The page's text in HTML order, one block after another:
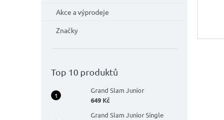
Akce a výprodeje
Značky
Top 10 produktů
Grand Slam Junior
649 Kč
Grand Slam Junior Single